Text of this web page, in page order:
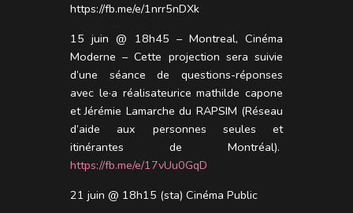
https://fb.me/e/1nrr5nDXk
15 juin @ 18h45 – Montreal, Cinéma
Moderne – Cette projection sera suivie
d’une séance de questions-réponses
avec le·a réalisateurice mathilde capone
etJérémie Lamarche du RAPSIM (Réseau
d’aide aux personnes seules et
itinérantes de Montréal).
https://fb.me/e/17vUu0GqD
21 juin @ 18h15 (sta) Cinéma Public